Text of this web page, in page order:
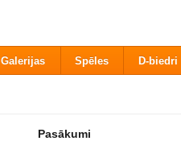
Galerijas Spēles D-biedri
Pasākumi